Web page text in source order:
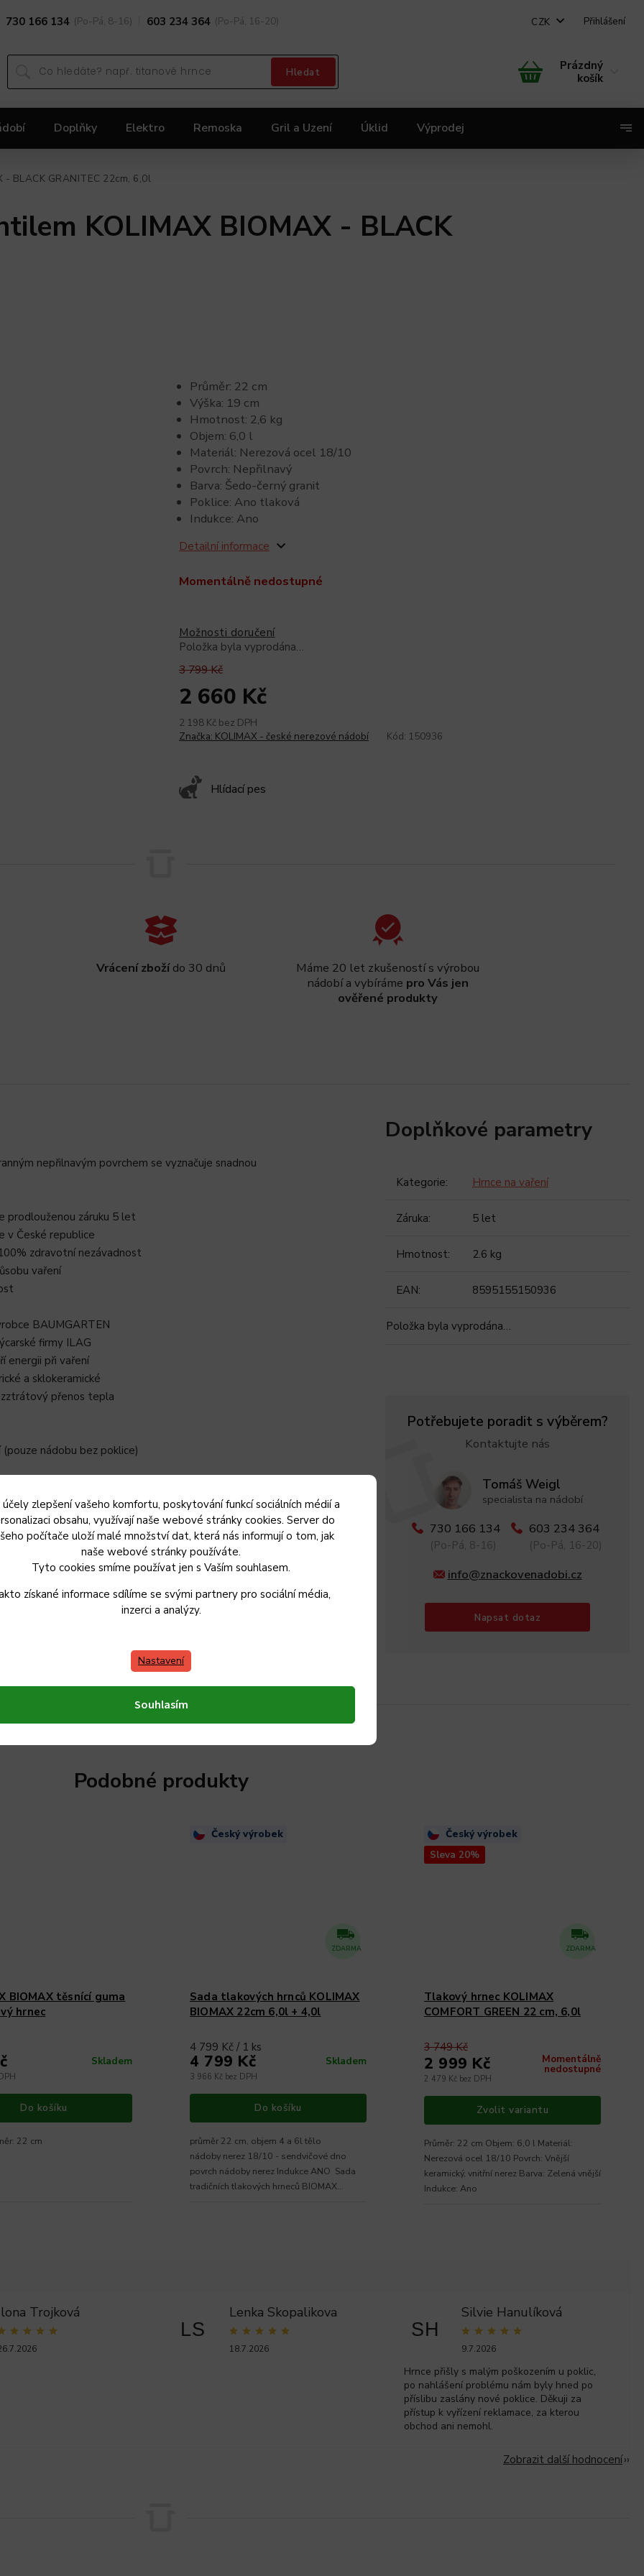
účely zlepšení vašeho komfortu, poskytování funkcí sociálních médií a
obsahu, využívají naše webové stránky cookies. Server do
počítače uloží malé množství dat, která nás informují o tom, jak
naše webové stránky používáte.
Tyto cookies smíme používat jen s Vaším souhlasem.
získané informace sdílíme se svými partnery pro sociální média,
inzerci a analýzy.
Nastavení
Souhlasím
730 166 134 (Po-Pá, 8-16) 603 234 364 (Po-Pá, 16-20) CZK Přihlášení
Hledat
Prázdný
košík
Doplňky Elektro Remoska Gril a Uzení Úklid Výprodej
BLACK GRANITEC 22cm, 6,0l
KOLIMAX BIOMAX - BLACK
3 799 Kč
2 660 Kč
2 198 Kč bez DPH
Momentálně nedostupné
Možnosti doručení
Položka byla vyprodána…
Průměr: 22 cm
Výška: 19 cm
Hmotnost: 2,6 kg
Objem: 6,0 l
Materiál: Nerezová ocel 18/10
Povrch: Nepřilnavý
Barva: Šedo-černý granit
Poklice: Ano tlaková
Indukce: Ano
Detailní informace
Hlídací pes
Značka: KOLIMAX - české nerezové nádobí Kód: 150936
Vrácení zbožído 30 dnů
Máme 20 let zkušeností s výrobou
nádobí a vybíráme pro Vás jen
ověřené produkty
nepřilnavým povrchem se vyznačuje snadnou
prodlouženou záruku 5 let
v České republice
zdravotní nezávadnost
vaření
BAUMGARTEN
firmy ILAG
energii při vaření
a sklokeramické
přenos tepla
nádobu bez poklice)
Doplňkové parametry
Kategorie: Hrnce na vaření
Záruka: 5 let
Hmotnost: 2.6 kg
EAN: 8595155150936
Položka byla vyprodána…
Potřebujete poradit s výběrem?
Kontaktujte nás
Tomáš Weigl
specialista na nádobí
730 166 134
(Po-Pá, 8-16)
603 234 364
(Po-Pá, 16-20)
info@znackovenadobi.cz
Napsat dotaz
Podobné produkty
BIOMAX těsnící guma
hrnec
Skladem
Do košíku
22 cm
Český výrobek
ZDARMA
Sada tlakových hrnců KOLIMAX
BIOMAX 22cm 6,0l + 4,0l
Skladem
3 966 Kč bez DPH
4 799 Kč
4 799 Kč / 1 ks
Do košíku
průměr 22 cm, objem 4 a 6l tělo
nádoby nerez 18/10 - sendvičové dno
povrch nádoby nerez Indukce ANO Sada
tradičních tlakových hrneců BIOMAX...
Český výrobek
Sleva 20%
ZDARMA
Tlakový hrnec KOLIMAX
COMFORT GREEN 22 cm, 6,0l
Momentálně
nedostupné
2 479 Kč bez DPH
3 749 Kč
2 999 Kč
Zvolit variantu
Průměr: 22 cm Objem: 6,0 l Materiál:
Nerezová ocel 18/10 Povrch: Vnější
keramický, vnitřní nerez Barva: Zelená vnější
Indukce: Ano
Trojková
LS
Lenka Skopalikova
18.7.2026
SH
Silvie Hanulíková
9.7.2026
Hrnce přišly s malým poškozením u poklic,
po nahlášení problému nám byly hned po
příslibu zaslány nové poklice. Děkuji za
přístup k vyřízení reklamace, za kterou
obchod ani nemohl.
Zobrazit další hodnocení